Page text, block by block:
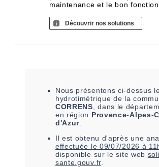
maintenance et le bon
Découvrir nos solutions
Nous présentons ci-dessus
hydrotimétrique de la
CORRENS , dans le
en région Provence-Alpes-
d'Azur
Il est obtenu d'après une
effectuée le 09/07/2026 à
disponible sur le site web
sante.gouv.fr.